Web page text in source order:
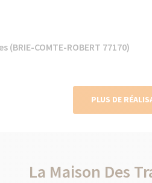
COMTE-ROBERT 77170)
PLUS DE
La Maison Des